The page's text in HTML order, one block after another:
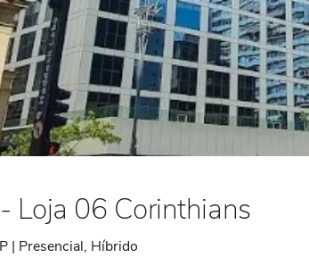
Loja 06 Corinthians
| Presencial, Híbrido